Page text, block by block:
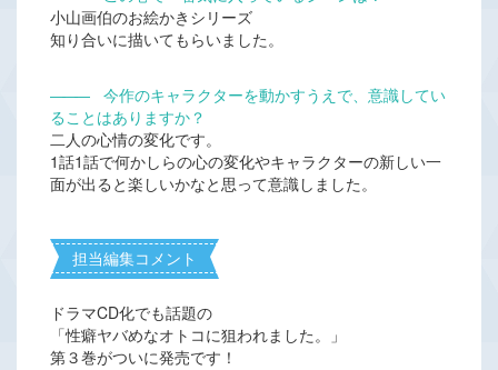
小山画伯のお絵かきシリーズ
知り合いに描いてもらいました。
―――今作のキャラクターを動かすうえで、意識してい
ることはありますか？
二人の心情の変化です。
1話1話で何かしらの心の変化やキャラクターの新しい一
面が出ると楽しいかなと思って意識しました。
担当編集コメント
ドラマCD化でも話題の
「性癖ヤバめなオトコに狙われました。」
第３巻がついに発売です！